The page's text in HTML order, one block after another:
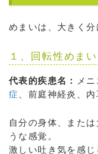
めまいは、大きく分
１、回転性めまい
代表的疾患名： メ
症
、前庭神経炎、
自分の身体、また
うな感覚。
激しい吐き気を感